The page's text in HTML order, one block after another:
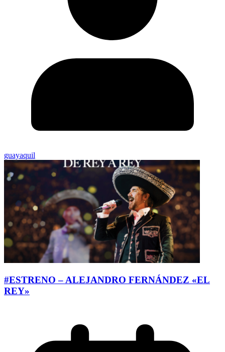
guayaquil
#ESTRENO – ALEJANDRO FERNÁNDEZ «EL
REY»